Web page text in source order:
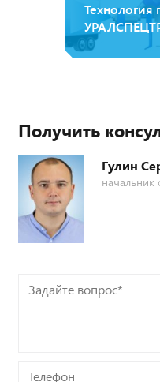
Технология
Получить
Гулин
начальник
Задайте
Телефон